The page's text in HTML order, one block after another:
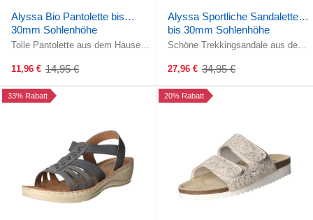
Alyssa Bio Pantolette bis
30mm Sohlenhöhe
Tolle Pantolette aus dem Hause
über dem Rist ermöglicht ein ...
11,96 €
Old
14,95 €
Alyssa Sportliche Sandalette
bis 30mm Sohlenhöhe
Schöne Trekkingsandale aus dem
Klettverschlüsse gewährleisten ein
optimales ...
27,96 €
Old
34,95 €
33% Rabatt 20% Rabatt